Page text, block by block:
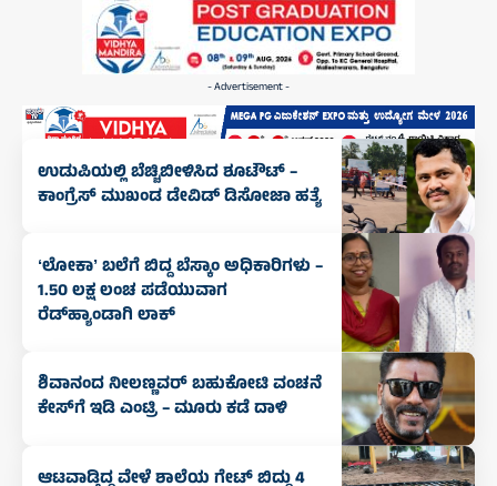
- Advertisement -
ಉಡುಪಿಯಲ್ಲಿ ಬೆಚ್ಚಿಬೀಳಿಸಿದ ಶೂಟೌಟ್ –
ಕಾಂಗ್ರೆಸ್ ಮುಖಂಡ ಡೇವಿಡ್ ಡಿಸೋಜಾ ಹತ್ಯೆ
ʻಲೋಕಾʼ ಬಲೆಗೆ ಬಿದ್ದ ಬೆಸ್ಕಾಂ ಅಧಿಕಾರಿಗಳು –
1.50 ಲಕ್ಷ ಲಂಚ ಪಡೆಯುವಾಗ
ರೆಡ್‌ಹ್ಯಾಂಡಾಗಿ ಲಾಕ್
ಶಿವಾನಂದ ನೀಲಣ್ಣವರ್‌ ಬಹುಕೋಟಿ ವಂಚನೆ
ಕೇಸ್‌ಗೆ ಇಡಿ ಎಂಟ್ರಿ – ಮೂರು ಕಡೆ ದಾಳಿ
ಆಟವಾಡ್ತಿದ್ದ ವೇಳೆ ಶಾಲೆಯ ಗೇಟ್ ಬಿದ್ದು 4